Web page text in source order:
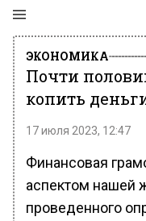
ЭКОНОМИКА
Почти
копить
17 июля 2023, 12:47
Финансовая
аспектом нашей
проведенного